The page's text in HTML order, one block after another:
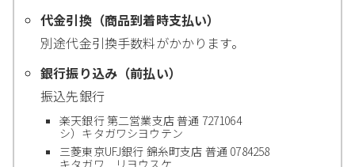
代金引換（商品到着時支払い）
別途代金引換手数料がかかります。
銀行振り込み（前払い）
振込先銀行
楽天銀行 第二営業支店 普通 7271064
シ）キタガワシヨウテン
三菱東京UFJ銀行 錦糸町支店 普通 0784258